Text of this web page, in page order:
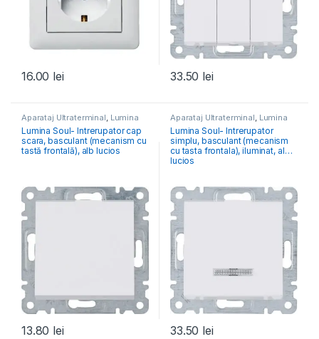
16.00 lei 33.50 lei
Aparataj Ultraterminal, Lumina
Lumina Soul- Intrerupator cap
scara, basculant (mecanism cu
tastă frontală), alb lucios
13.80 lei
Aparataj Ultraterminal, Lumina
Lumina Soul- Intrerupator
simplu, basculant (mecanism
cu tasta frontala), iluminat, alb
lucios
33.50 lei